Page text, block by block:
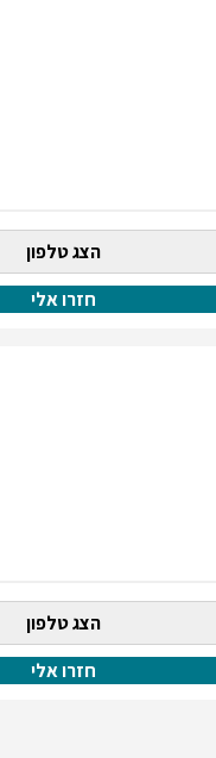
הצג טלפון
חזרו אלי
הצג טלפון
חזרו אלי